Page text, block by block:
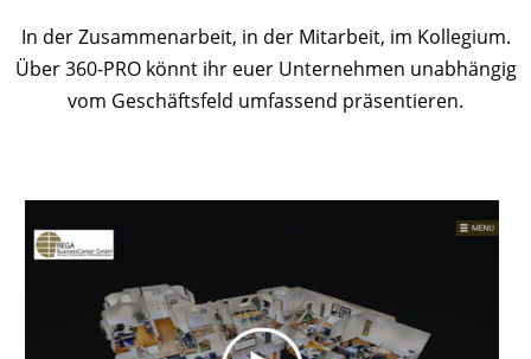
In der Zusammenarbeit, in der Mitarbeit, im Kollegium.
Über 360-PRO könnt ihr euer Unternehmen unabhängig
vom Geschäftsfeld umfassend präsentieren.